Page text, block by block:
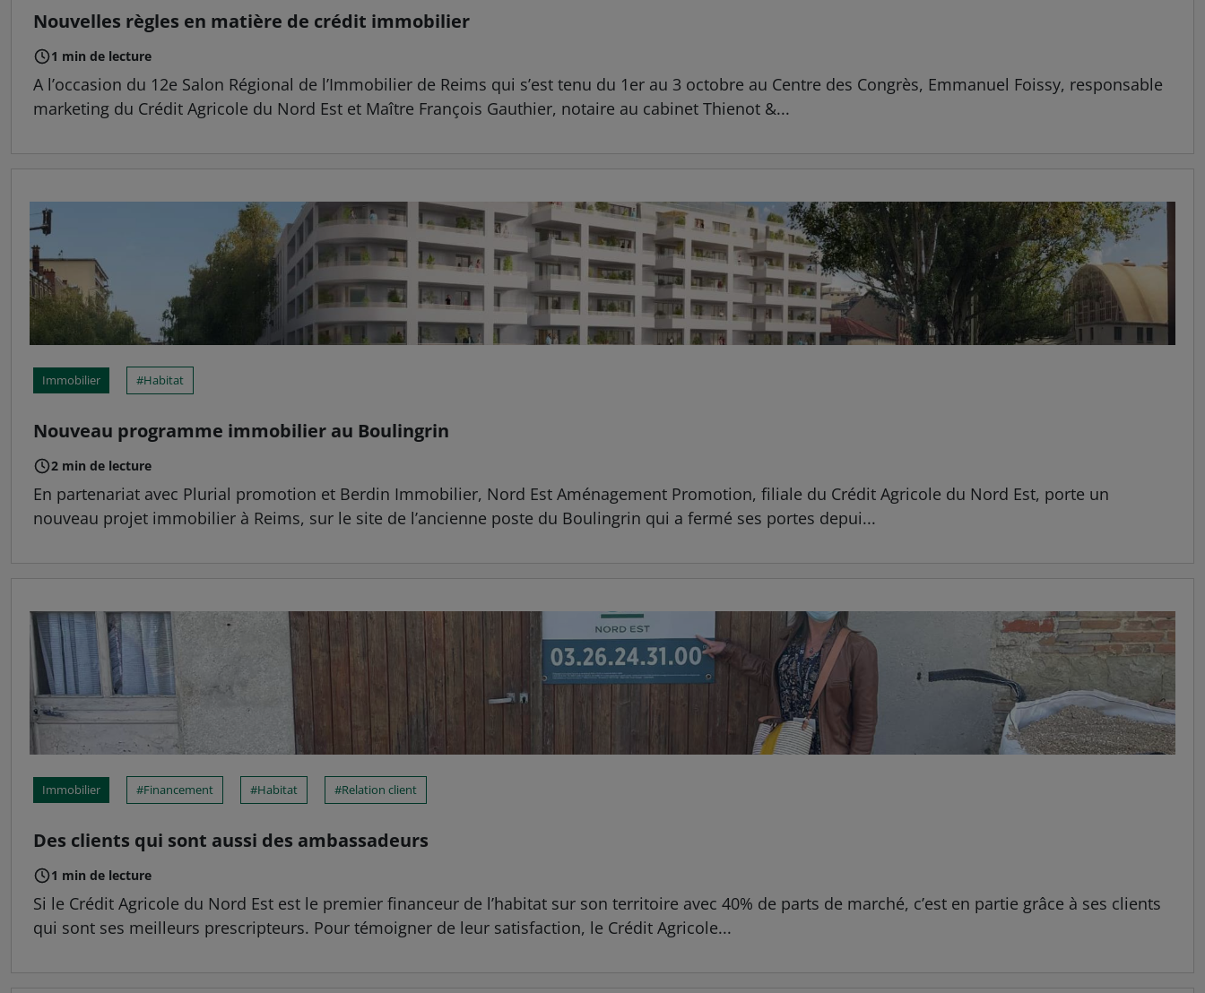
Nouvelles règles en matière de crédit immobilier
1 min de lecture
A l’occasion du 12e Salon Régional de l’Immobilier de Reims qui s’est tenu du 1er au 3 octobre au Centre des Congrès, Emmanuel Foissy, responsable
marketing du Crédit Agricole du Nord Est et Maître François Gauthier, notaire au cabinet Thienot &...
Immobilier Habitat
Nouveau programme immobilier au Boulingrin
2 min de lecture
En partenariat avec Plurial promotion et Berdin Immobilier, Nord Est Aménagement Promotion, filiale du Crédit Agricole du Nord Est, porte un
nouveau projet immobilier à Reims, sur le site de l’ancienne poste du Boulingrin qui a fermé ses portes depui...
Immobilier Financement Habitat Relation client
Des clients qui sont aussi des ambassadeurs
1 min de lecture
Si le Crédit Agricole du Nord Est est le premier financeur de l’habitat sur son territoire avec 40% de parts de marché, c’est en partie grâce à ses clients
qui sont ses meilleurs prescripteurs. Pour témoigner de leur satisfaction, le Crédit Agricole...